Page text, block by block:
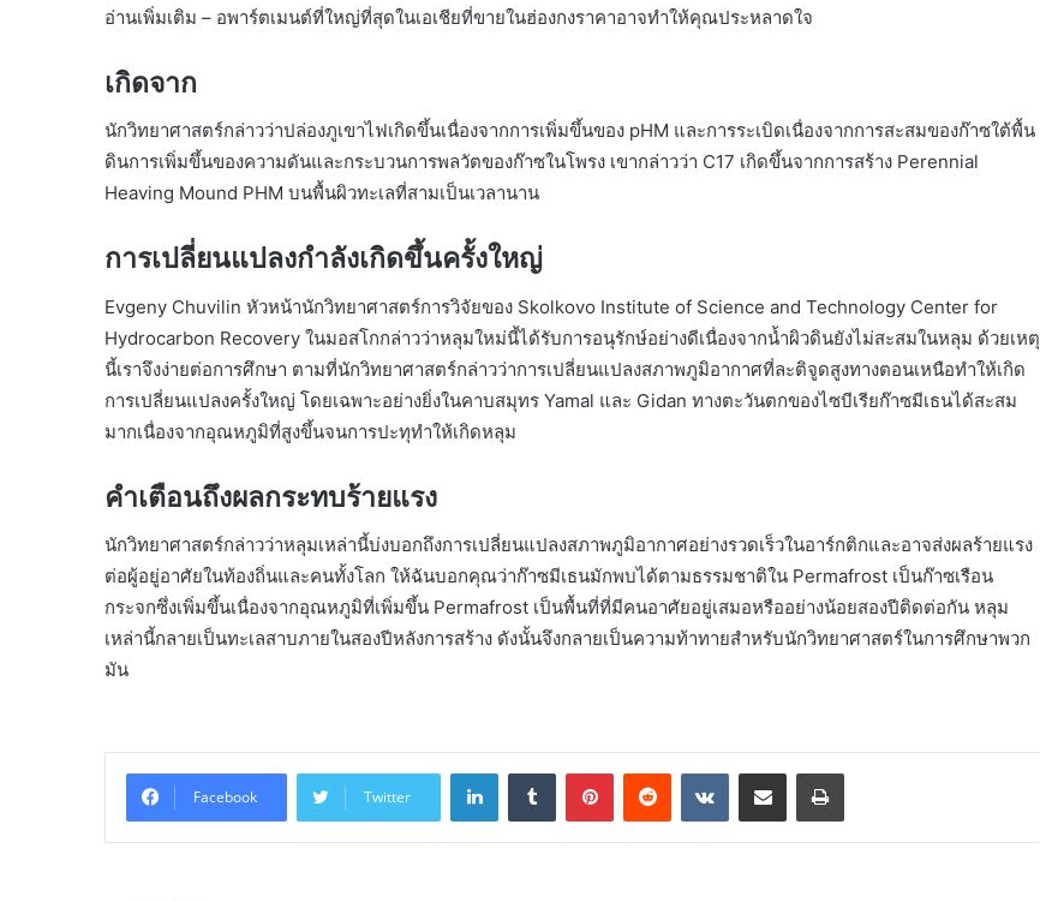
อ่านเพิ่มเติม – อพาร์ตเมนต์ที่ใหญ่ที่สุดในเอเชียที่ขายในฮ่องกงราคาอาจทำให้คุณประหลาดใจ
เกิดจาก
นักวิทยาศาสตร์กล่าวว่าปล่องภูเขาไฟเกิดขึ้นเนื่องจากการเพิ่มขึ้นของ pHM และการระเบิดเนื่องจากการสะสมของก๊าซใต้พื้น
ดินการเพิ่มขึ้นของความดันและกระบวนการพลวัตของก๊าซในโพรง เขากล่าวว่า C17 เกิดขึ้นจากการสร้าง Perennial
Heaving Mound PHM บนพื้นผิวทะเลที่สามเป็นเวลานาน
การเปลี่ยนแปลงกำลังเกิดขึ้นครั้งใหญ่
Evgeny Chuvilin หัวหน้านักวิทยาศาสตร์การวิจัยของ Skolkovo Institute of Science and Technology Center for
Hydrocarbon Recovery ในมอสโกกล่าวว่าหลุมใหม่นี้ได้รับการอนุรักษ์อย่างดีเนื่องจากน้ำผิวดินยังไม่สะสมในหลุม ด้วยเหตุ
นี้เราจึงง่ายต่อการศึกษา ตามที่นักวิทยาศาสตร์กล่าวว่าการเปลี่ยนแปลงสภาพภูมิอากาศที่ละติจูดสูงทางตอนเหนือทำให้เกิด
การเปลี่ยนแปลงครั้งใหญ่ โดยเฉพาะอย่างยิ่งในคาบสมุทร Yamal และ Gidan ทางตะวันตกของไซบีเรียก๊าซมีเธนได้สะสม
มากเนื่องจากอุณหภูมิที่สูงขึ้นจนการปะทุทำให้เกิดหลุม
คำเตือนถึงผลกระทบร้ายแรง
นักวิทยาศาสตร์กล่าวว่าหลุมเหล่านี้บ่งบอกถึงการเปลี่ยนแปลงสภาพภูมิอากาศอย่างรวดเร็วในอาร์กติกและอาจส่งผลร้ายแรง
ต่อผู้อยู่อาศัยในท้องถิ่นและคนทั้งโลก ให้ฉันบอกคุณว่าก๊าซมีเธนมักพบได้ตามธรรมชาติใน Permafrost เป็นก๊าซเรือน
กระจกซึ่งเพิ่มขึ้นเนื่องจากอุณหภูมิที่เพิ่มขึ้น Permafrost เป็นพื้นที่ที่มีคนอาศัยอยู่เสมอหรืออย่างน้อยสองปีติดต่อกัน หลุม
เหล่านี้กลายเป็นทะเลสาบภายในสองปีหลังการสร้าง ดังนั้นจึงกลายเป็นความท้าทายสำหรับนักวิทยาศาสตร์ในการศึกษาพวก
มัน
Facebook Twitter
LinkedInTumblr PinterestReddit VKontakteShare via Email Print